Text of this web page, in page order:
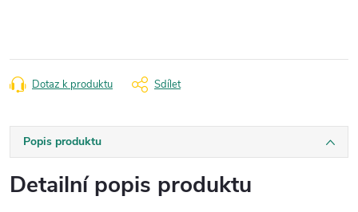
Dotaz k produktu Sdílet
Popis produktu
Detailní popis produktu